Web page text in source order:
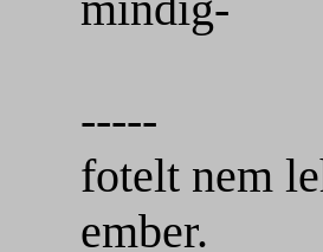
-----
fotelt nem
ember.